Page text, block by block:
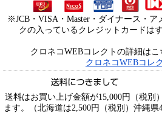
※JCB・VISA・Master・ダイナース・
クの入っているクレジットカードは
クロネコWEBコレクトの詳細はこ
クロネコWEBコレ
送料はお買い上げ金額が15,000円（税別
ます。（北海道は2,500円（税別）沖縄